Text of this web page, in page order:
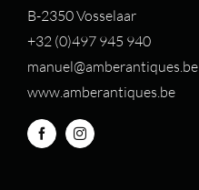
B-2350 Vosselaar
+32 (0)497 945 940
manuel@amberantiques.be
www.amberantiques.be